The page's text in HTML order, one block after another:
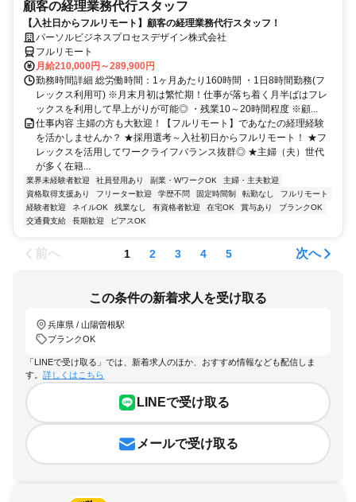
顧客の経理業務代行スタッフ
【入社日からフルリモート】顧客の経理業務代行スタッフ！
パーソルビジネスプロセスデザイン株式会社
フルリモート
月給210,000円～289,900円
勤務時間詳細 総労働時間：1ヶ月あたり160時間 ・1日8時間勤務(フ
レックス利用可) ※月末月初は繁忙期！仕事が落ち着く月半ばはフレ
ックスを利用して早上がりが可能◎ ・残業10～20時間程度 ※顧...
仕事内容 主婦の方も大歓迎！【フルリモート】であなたの経理経験
を活かしませんか？ ★採用選考～入社初日からフルリモート！ ★フ
レックスを活用してワークライフバランス抜群◎ ★主婦（夫）世代
が多く在籍...
業界未経験者歓迎 社員登用あり 副業・WワークOK
主婦・主夫歓迎
資格取得支援あり
フリーター歓迎 学歴不問 固定時間制 転勤なし
フルリモート
経験者歓迎
ネイルOK 残業なし 有資格者歓迎 在宅OK 賞与あり
ブランクOK
交通費支給
長期歓迎 ピアスOK
前へ 1 2 3 4 5 次へ
この条件の新着求人を受け取る
兵庫県 / 山陽曽根駅
ブランクOK
「LINEで受け取る」では、新着求人のほか、おすすめ情報なども配信しま
す。 詳しくはこちら
LINEで受け取る
メールで受け取る